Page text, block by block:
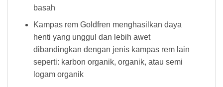
basah
Kampas rem Goldfren menghasilkan daya
henti yang unggul dan lebih awet
dibandingkan dengan jenis kampas rem lain
seperti: karbon organik, organik, atau semi
logam organik